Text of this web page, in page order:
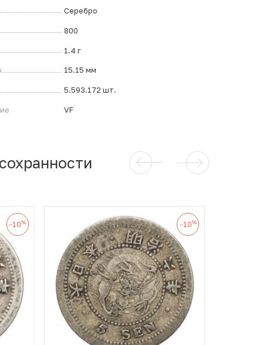
Серебро
800
1.4 г
15.15 мм
5.593.172 шт.
VF
-10% -10%